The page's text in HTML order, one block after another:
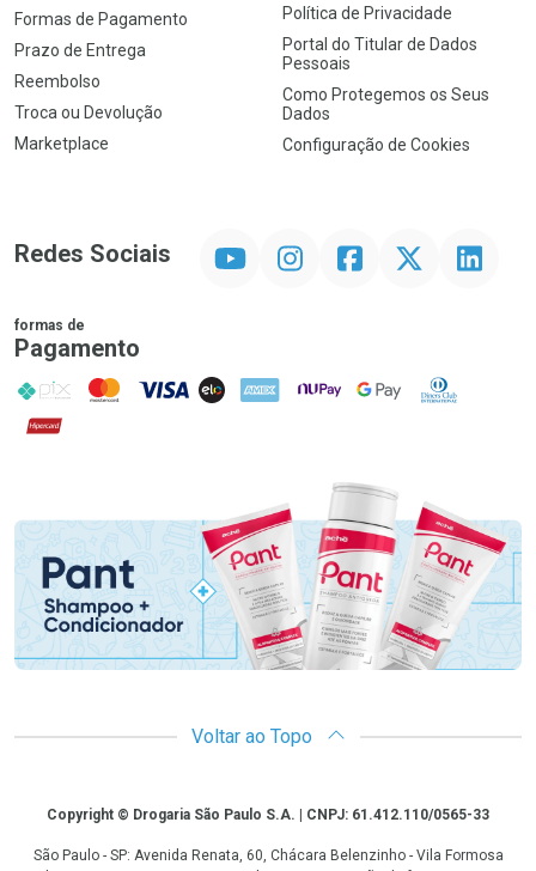
Formas de Pagamento
Prazo de Entrega
Reembolso
Troca ou Devolução
Marketplace
Política de Privacidade
Portal do Titular de Dados
Pessoais
Como Protegemos os Seus
Dados
Configuração de Cookies
Redes Sociais InstagramFacebookTwitter Linkedin
formas de
Pagamento
PIX MasterCard
VISA ELO AMEX NuPay Google PayDiners Club
Hipercard
Promoção em Destaque
Voltar ao Topo
CopyrightCopyright © Drogaria São Paulo S.A. | CNPJ: 61.412.110/0565-33
São Paulo - SP: Avenida Renata, 60, Chácara Belenzinho - Vila Formosa